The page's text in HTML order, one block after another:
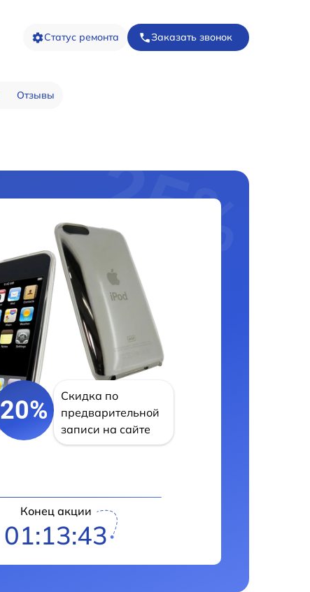
Статус ремонта Заказать звонок
Отзывы
20%
Скидка по
предварительной
записи на сайте
Конец акции
01:13:42